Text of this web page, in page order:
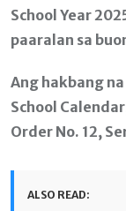
School Year
paaralan sa
Ang hakbang
School
Order No. 12,
ALSO READ: